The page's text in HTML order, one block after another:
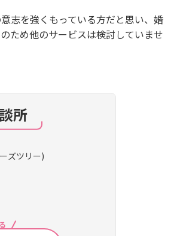
志を強くもっている方だと思い、婚
ため他のサービスは検討していませ
所
ズツリー)